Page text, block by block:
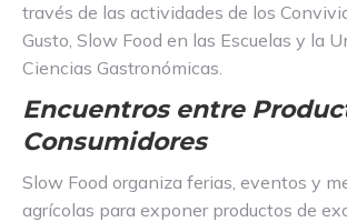
través de las actividades de los
Gusto, Slow Food en las Escuelas y la
Ciencias Gastronómicas.
Encuentros entre
Consumidores
Slow Food organiza ferias, eventos y
agrícolas para exponer productos de